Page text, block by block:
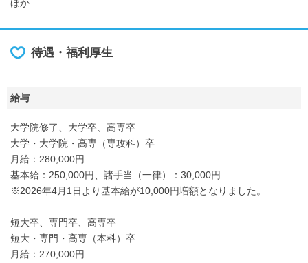
ほか
待遇・福利厚生
給与
大学院修了、大学卒、高専卒
大学・大学院・高専（専攻科）卒
月給：280,000円
基本給：250,000円、諸手当（一律）：30,000円
※2026年4月1日より基本給が10,000円増額となりました。
短大卒、専門卒、高専卒
短大・専門・高専（本科）卒
月給：270,000円